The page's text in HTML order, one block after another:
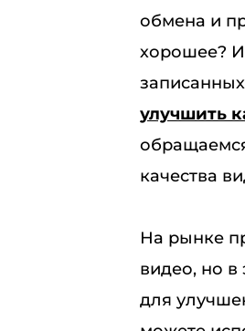
обмена и
хорошее?
улучшить
качества
На рынке
видео, но в
для